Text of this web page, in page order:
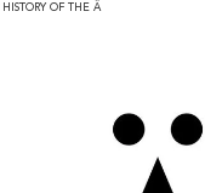
HISTORY OF THE Ä